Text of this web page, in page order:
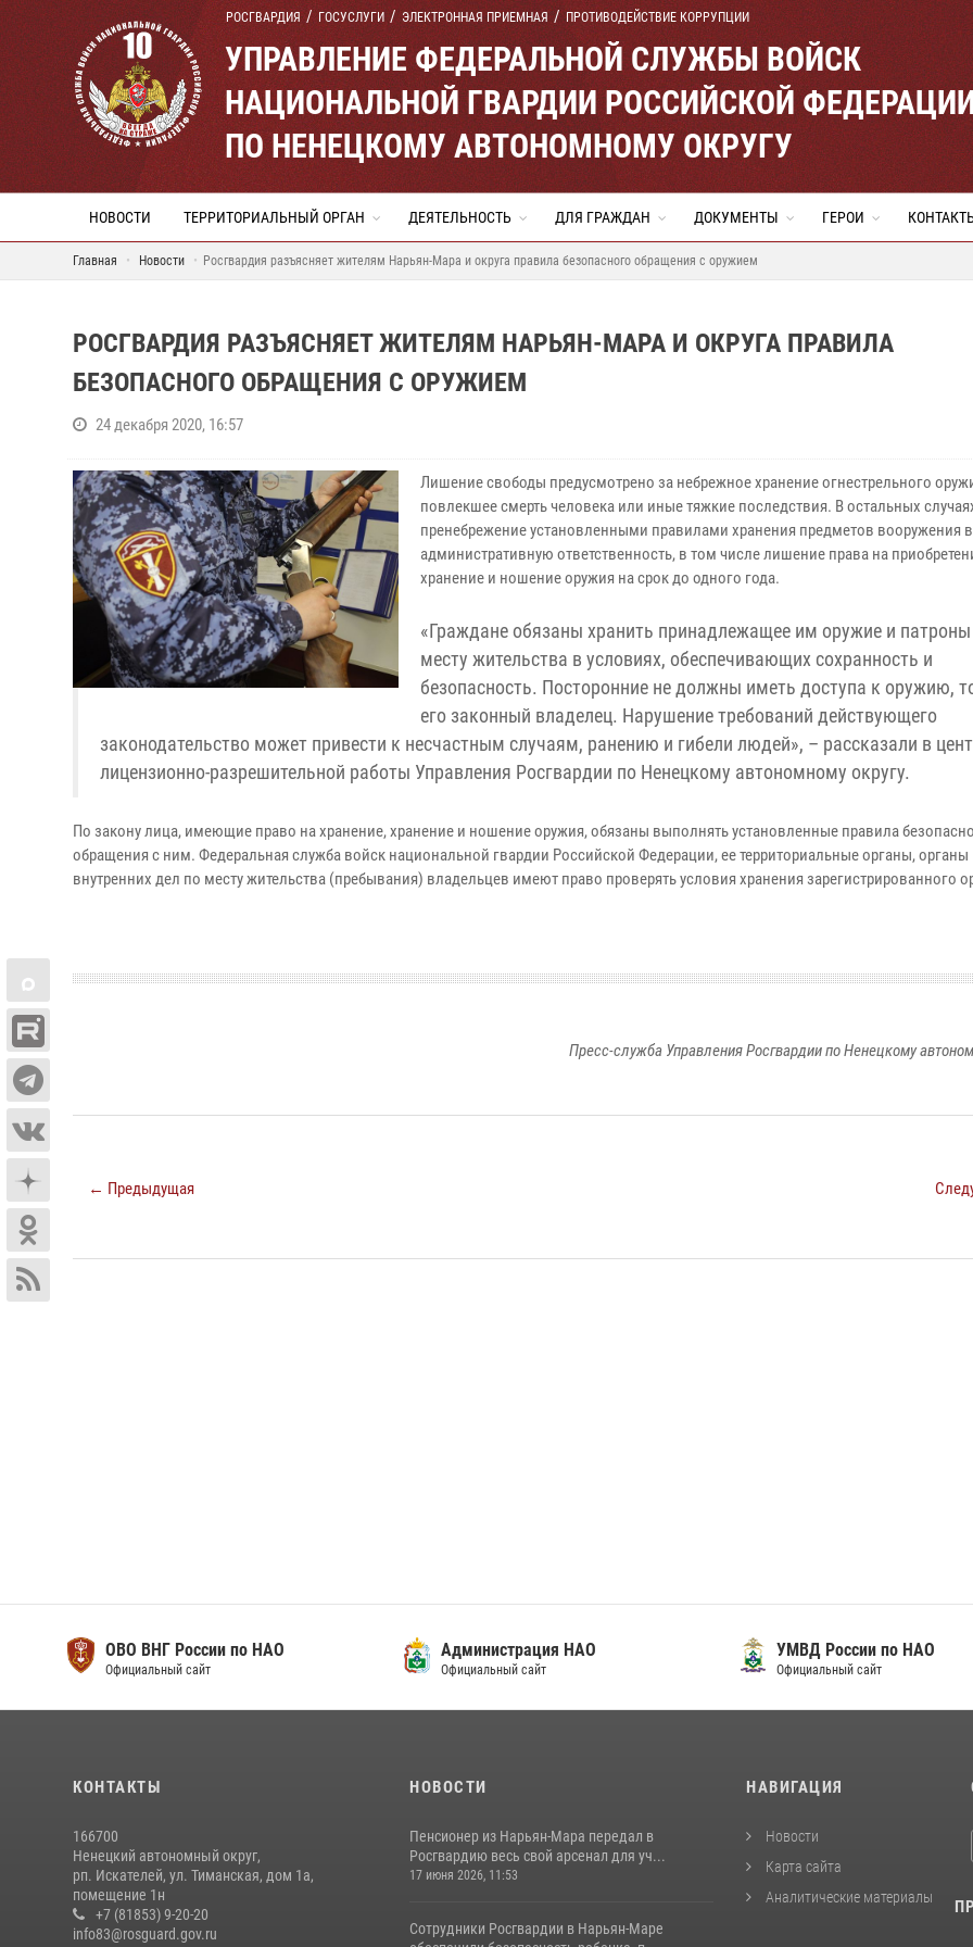
РОСГВАРДИЯ ГОСУСЛУГИ ЭЛЕКТРОННАЯ ПРИЕМНАЯ ПРОТИВОДЕЙСТВИЕ КОРРУПЦИИ
УПРАВЛЕНИЕ ФЕДЕРАЛЬНОЙ СЛУЖБЫ ВОЙСК
НАЦИОНАЛЬНОЙ ГВАРДИИ РОССИЙСКОЙ
ПО НЕНЕЦКОМУ АВТОНОМНОМУ ОКРУГУ
НОВОСТИ ТЕРРИТОРИАЛЬНЫЙ ОРГАН ДЕЯТЕЛЬНОСТЬ ДЛЯ ГРАЖДАН ДОКУМЕНТЫ ГЕРОИ
Главная Новости Росгвардия разъясняет жителям Нарьян-Мара и округа правила безопасного обращения с оружием
РОСГВАРДИЯ РАЗЪЯСНЯЕТ ЖИТЕЛЯМ НАРЬЯН-МАРА И ОКРУГА ПРАВИЛА
БЕЗОПАСНОГО ОБРАЩЕНИЯ С ОРУЖИЕМ
24 декабря 2020, 16:57
Лишение свободы предусмотрено за небрежное хранение огнестрельного
повлекшее смерть человека или иные тяжкие последствия. В остальных
пренебрежение установленными правилами хранения предметов вооружения
административную ответственность, в том числе лишение права на
хранение и ношение оружия на срок до одного года.
«Граждане обязаны хранить принадлежащее им оружие и
месту жительства в условиях, обеспечивающих сохранность и
безопасность. Посторонние не должны иметь доступа к оружию,
его законный владелец. Нарушение требований действующего
законодательство может привести к несчастным случаям, ранению и гибели людей», – рассказали в
лицензионно-разрешительной работы Управления Росгвардии по Ненецкому автономному округу.
По закону лица, имеющие право на хранение, хранение и ношение оружия, обязаны выполнять установленные правила
обращения с ним. Федеральная служба войск национальной гвардии Российской Федерации, ее территориальные органы, органы
внутренних дел по месту жительства (пребывания) владельцев имеют право проверять условия хранения зарегистрированного
Пресс-служба Управления Росгвардии по Ненецкому
← Предыдущая
ОВО ВНГ России по НАО
Официальный сайт
Администрация НАО
Официальный сайт
УМВД России по НАО
Официальный сайт
КОНТАКТЫ
166700
Ненецкий автономный округ,
рп. Искателей, ул. Тиманская, дом 1а,
помещение 1н
+7 (81853) 9-20-20
info83@rosguard.gov.ru
НОВОСТИ
Пенсионер из Нарьян-Мара передал в
Росгвардию весь свой арсенал для уч...
17 июня 2026, 11:53
Сотрудники Росгвардии в Нарьян-Маре
НАВИГАЦИЯ
Новости
Карта сайта
Аналитические материалы